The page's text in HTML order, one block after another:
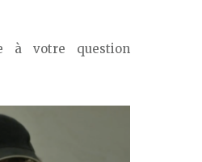
à votre question